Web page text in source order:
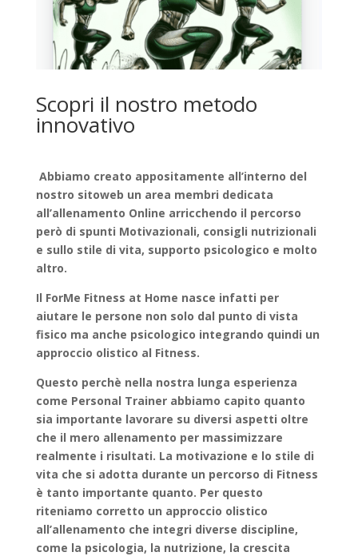
Scopri il nostro metodo
innovativo
Abbiamo creato appositamente all’interno del
nostro sitoweb un area membri dedicata
all’allenamento Online arricchendo il percorso
però di spunti Motivazionali, consigli nutrizionali
e sullo stile di vita, supporto psicologico e molto
altro.
Il ForMe Fitness at Home nasce infatti per
aiutare le persone non solo dal punto di vista
fisico ma anche psicologico integrando quindi un
approccio olistico al Fitness.
Questo perchè nella nostra lunga esperienza
come Personal Trainer abbiamo capito quanto
sia importante lavorare su diversi aspetti oltre
che il mero allenamento per massimizzare
realmente i risultati. La motivazione e lo stile di
vita che si adotta durante un percorso di Fitness
è tanto importante quanto. Per questo
riteniamo corretto un approccio olistico
all’allenamento che integri diverse discipline,
come la psicologia, la nutrizione, la crescita